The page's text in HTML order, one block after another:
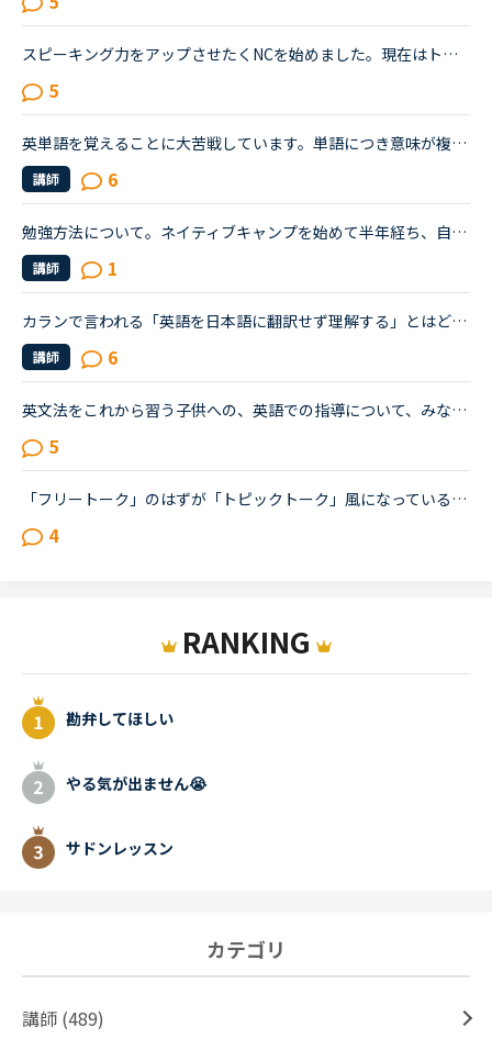
スピーキング力をアップさせたくNCを始めました。現在はトピックトークを中心にレッスンを受けています。予習なしでは話せる気がしないので、レッスン前に一通り教材に目を通し、何をどう話すか考えています。が...
5
英単語を覚えることに大苦戦しています。単語につき意味が複数個あり、全て覚える必要はないというのは理解しています。単語の意味を1つ覚えてそこからイメージすることが大事だと聞きましたが、それでは対応でき...
講師 6
勉強方法について。ネイティブキャンプを始めて半年経ち、自分の話しやすい話題やある程度必要とされる会話は出来るようになりました。日本人講師を含め数人の先生からは君のスキルはgood enough、じゅうぶんコミ...
講師 1
カランで言われる「英語を日本語に翻訳せず理解する」とはどういうことですか？私自身はカラン1からはじめ、今はカラン5に入ったところです。聞きたいのは●英語のまま理解できているのか？日本語に翻訳してしまっ...
講師 6
英文法をこれから習う子供への、英語での指導について、みなさん、どう思われますか？私は、説明そのものを英語で行うのは、少なくとも中学校の文法の範囲が一通り終わらないと、なかなか厳しいのではないかと思...
5
「フリートーク」のはずが「トピックトーク」風になっているレッスン最近感じるのですが、フリートークをトピックトークのような内容で推し進める講師が多いと感じます。(自分が今まで気がつかなかったからであっ...
4
RANKING
勘弁してほしい
やる気が出ません😭
サドンレッスン
カテゴリ
講師 (489)